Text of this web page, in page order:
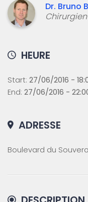
Dr. Bruno
HEURE
Start: 27/06/2016 -
End: 27/06/2016 -
ADRESSE
Boulevard du